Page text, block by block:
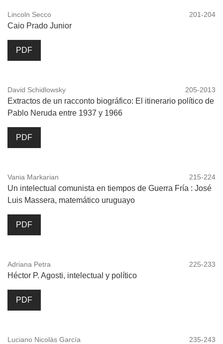
Lincoln Secco 201-204
Caio Prado Junior
PDF
David Schidlowsky 205-2013
Extractos de un racconto biográfico: El itinerario político de
Pablo Neruda entre 1937 y 1966
PDF
Vania Markarian 215-224
Un intelectual comunista en tiempos de Guerra Fría : José
Luis Massera, matemático uruguayo
PDF
Adriana Petra 225-233
Héctor P. Agosti, intelectual y político
PDF
Luciano Nicolás García 235-243